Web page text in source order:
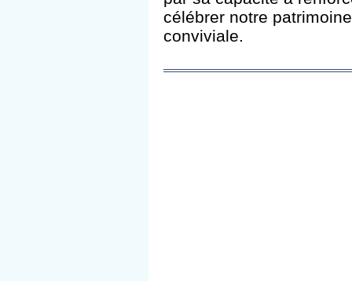
célébrer notre
conviviale.